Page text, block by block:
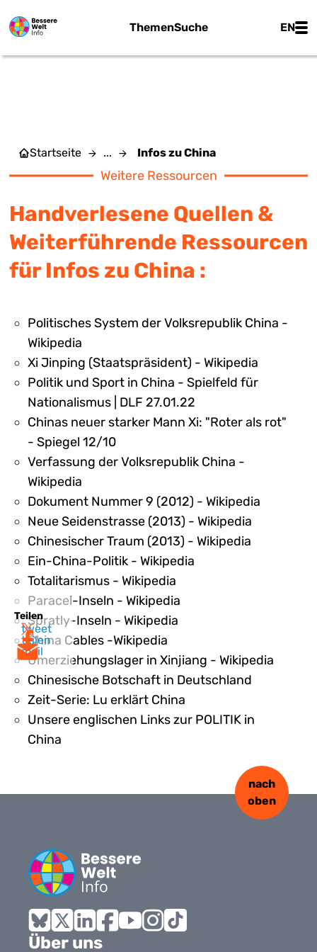
ThemenSuche EN
Teilen
tweet
teilen
mail
Startseite ... Infos zu China
Weitere Ressourcen
Handverlesene Quellen &
Weiterführende Ressourcen
für Infos zu China :
Politisches System der Volksrepublik China -
Wikipedia
Xi Jinping (Staatspräsident) - Wikipedia
Politik und Sport in China - Spielfeld für
Nationalismus | DLF 27.01.22
Chinas neuer starker Mann Xi: "Roter als rot"
- Spiegel 12/10
Verfassung der Volksrepublik China -
Wikipedia
Dokument Nummer 9 (2012) - Wikipedia
Neue Seidenstrasse (2013) - Wikipedia
Chinesischer Traum (2013) - Wikipedia
Ein-China-Politik - Wikipedia
Totalitarismus - Wikipedia
Paracel-Inseln - Wikipedia
Spratly-Inseln - Wikipedia
China Cables -Wikipedia
Umerziehungslager in Xinjiang - Wikipedia
Chinesische Botschaft in Deutschland
Zeit-Serie: Lu erklärt China
Unsere englischen Links zur POLITIK in
China
Bluesky
X LinkedInFacebook
nach
oben
Über uns